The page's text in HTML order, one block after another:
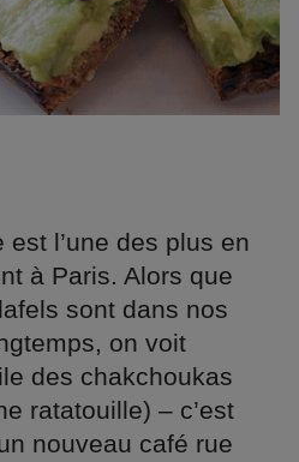
l’une des plus en
à Paris. Alors que
sont dans nos
on voit
des chakchoukas
ratatouille) – c’est
nouveau café rue